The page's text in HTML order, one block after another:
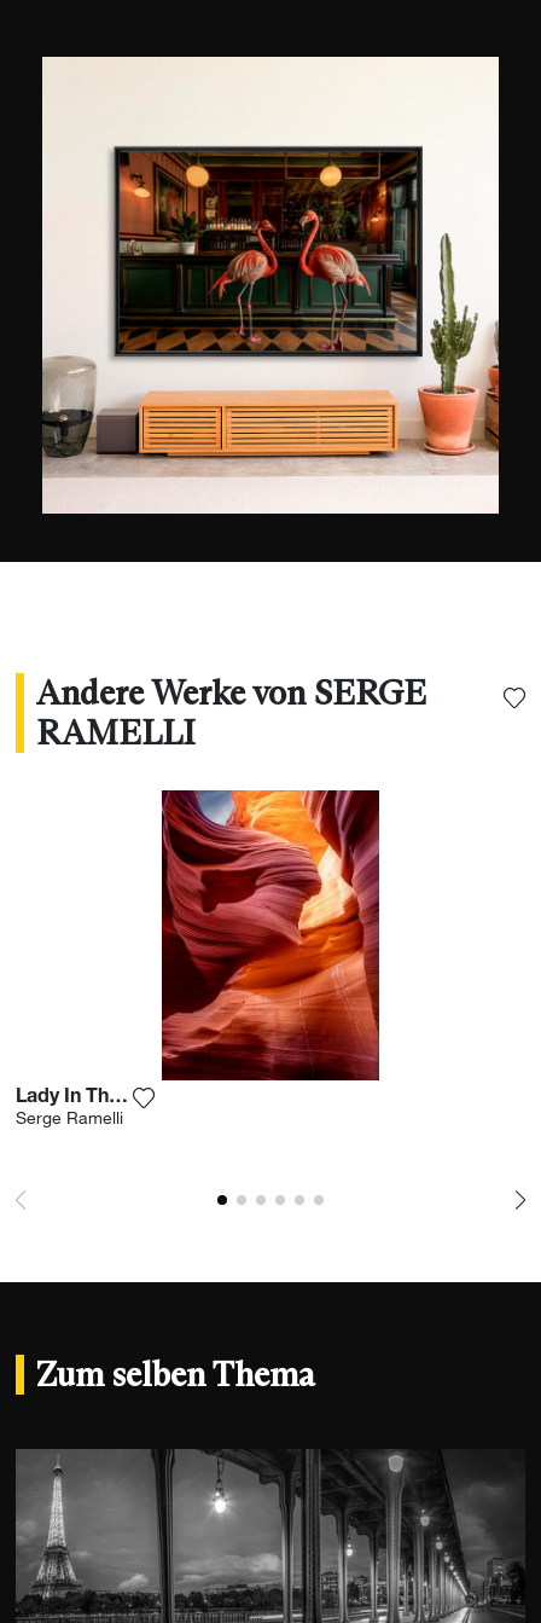
verschiedene Verbesserungsmethoden, die sich
mit der Komposition, dem Material, der
Retusche usw. befassen.
Andere Werke von SERGE
RAMELLI
Lady In The Wind
Serge Ramelli
Zum selben Thema